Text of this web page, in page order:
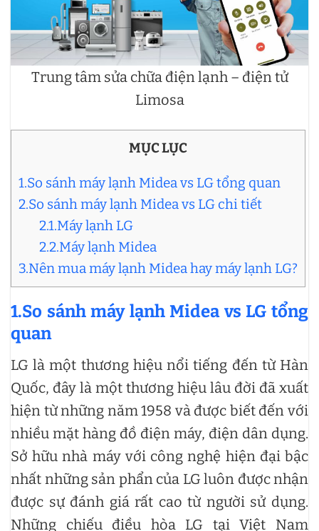
Trung tâm sửa chữa điện lạnh – điện tử
Limosa
MỤC LỤC
1.So sánh máy lạnh Midea vs LG tổng quan
2.So sánh máy lạnh Midea vs LG chi tiết
2.1.Máy lạnh LG
2.2.Máy lạnh Midea
3.Nên mua máy lạnh Midea hay máy lạnh LG?
1.So sánh máy lạnh Midea vs LG tổng
quan
LG là một thương hiệu nổi tiếng đến từ Hàn
Quốc, đây là một thương hiệu lâu đời đã xuất
hiện từ những năm 1958 và được biết đến với
nhiều mặt hàng đồ điện máy, điện dân dụng.
Sở hữu nhà máy với công nghệ hiện đại bậc
nhất những sản phẩn của LG luôn được nhận
được sự đánh giá rất cao từ người sử dụng.
Những chiếu điều hòa LG tại Việt Nam